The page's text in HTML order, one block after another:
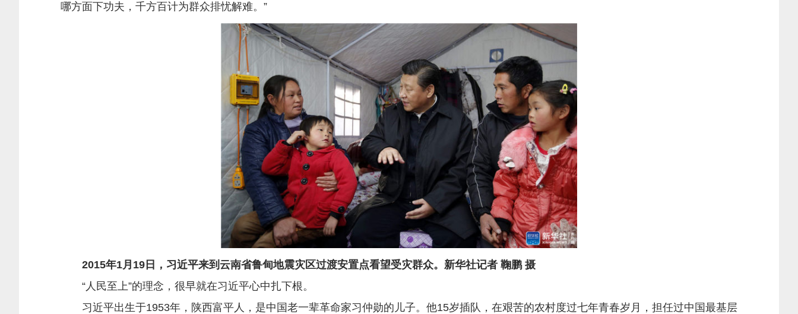
哪方面下功夫，千方百计为群众排忧解难。”
2015年1月19日，习近平来到云南省鲁甸地震灾区过渡安置点看望受灾群众。新华社记者 鞠鹏 摄
“人民至上”的理念，很早就在习近平心中扎下根。
习近平出生于1953年，陕西富平人，是中国老一辈革命家习仲勋的儿子。他15岁插队，在艰苦的农村度过七年青春岁月，担任过中国最基层